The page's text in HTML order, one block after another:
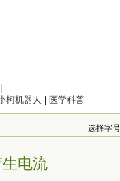
柯机器人 医学科普
选择字
电流